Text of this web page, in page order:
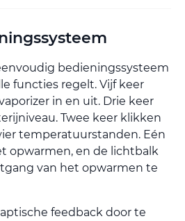
bedieningssysteem
functies regelt. Vijf keer
in en uit. Drie keer
Twee keer klikken
temperatuurstanden. Eén
opwarmen, en de lichtbalk
van het opwarmen te
feedback door te